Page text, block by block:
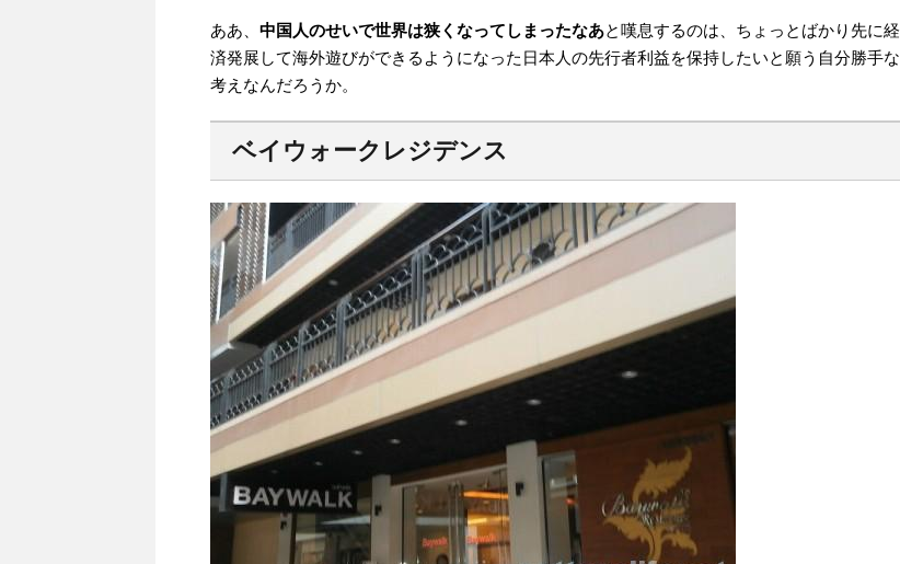
ああ、 中国人のせいで世界は狭くなってしまったなあと嘆息するのは、ちょっとばかり先に経
済発展して海外遊びができるようになった日本人の先行者利益を保持したいと願う自分勝手な
考えなんだろうか。
ベイウォークレジデンス